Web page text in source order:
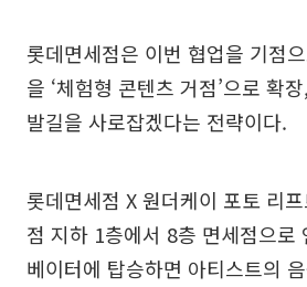
롯데면세점은 이번 협업을 기점
을 ‘체험형 콘텐츠 거점’으로 확
발길을 사로잡겠다는 전략이다.
롯데면세점 X 원더케이 포토 리
점 지하 1층에서 8층 면세점으로
베이터에 탑승하면 아티스트의